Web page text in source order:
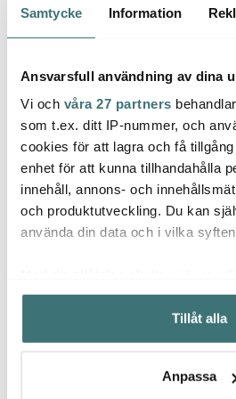
Samtycke Information
Ansvarsfull användning av dina
Vi och våra 27 partners
som t.ex. ditt IP-nummer, och
cookies för att lagra och få
enhet för att kunna tillhandahålla
innehåll, annons- och
och produktutveckling. Du kan
använda din data och i vilka
Samla in information om din
kan ha en noggrannhet på
Identifiera din enhet genom
Ta reda på mer om hur dina
Tillåt alla
Anpassa
Kinfill
Schampoo bar 150 g
tonka butter
Kinfill
250